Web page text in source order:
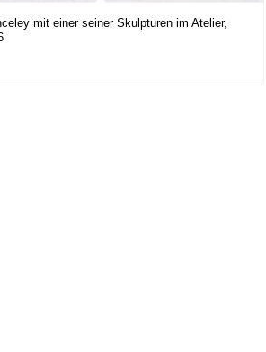
mit einer seiner Skulpturen im Atelier,